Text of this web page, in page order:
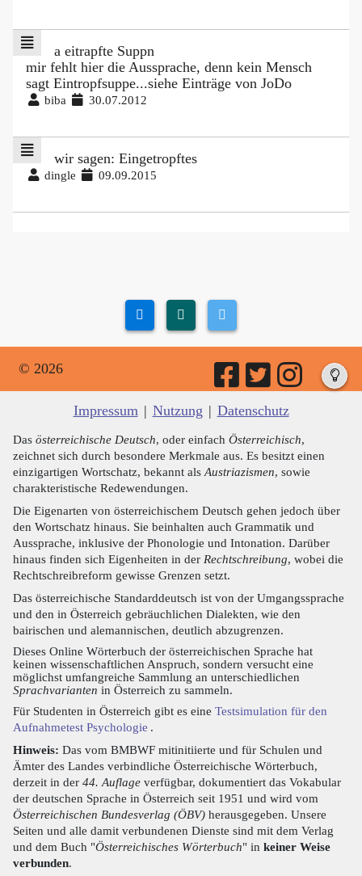
a eitrapfte Suppn
mir fehlt hier die Aussprache, denn kein Mensch
sagt Eintropfsuppe...siehe Einträge von JoDo
biba 30.07.2012
wir sagen: Eingetropftes
dingle 09.09.2015
© 2026
Impressum | Nutzung | Datenschutz
Das österreichische Deutsch, oder einfach Österreichisch,
zeichnet sich durch besondere Merkmale aus. Es besitzt einen
einzigartigen Wortschatz, bekannt als Austriazismen, sowie
charakteristische Redewendungen.
Die Eigenarten von österreichischem Deutsch gehen jedoch über
den Wortschatz hinaus. Sie beinhalten auch Grammatik und
Aussprache, inklusive der Phonologie und Intonation. Darüber
hinaus finden sich Eigenheiten in der Rechtschreibung, wobei die
Rechtschreibreform gewisse Grenzen setzt.
Das österreichische Standarddeutsch ist von der Umgangssprache
und den in Österreich gebräuchlichen Dialekten, wie den
bairischen und alemannischen, deutlich abzugrenzen.
Dieses Online Wörterbuch der österreichischen Sprache hat
keinen wissenschaftlichen Anspruch, sondern versucht eine
möglichst umfangreiche Sammlung an unterschiedlichen
Sprachvarianten in Österreich zu sammeln.
Für Studenten in Österreich gibt es eine Testsimulation für den
Aufnahmetest Psychologie .
Hinweis: Das vom BMBWF mitinitiierte und für Schulen und
Ämter des Landes verbindliche Österreichische Wörterbuch,
derzeit in der 44. Auflage verfügbar, dokumentiert das Vokabular
der deutschen Sprache in Österreich seit 1951 und wird vom
Österreichischen Bundesverlag (ÖBV) herausgegeben. Unsere
Seiten und alle damit verbundenen Dienste sind mit dem Verlag
und dem Buch "Österreichisches Wörterbuch" in keiner Weise
verbunden.